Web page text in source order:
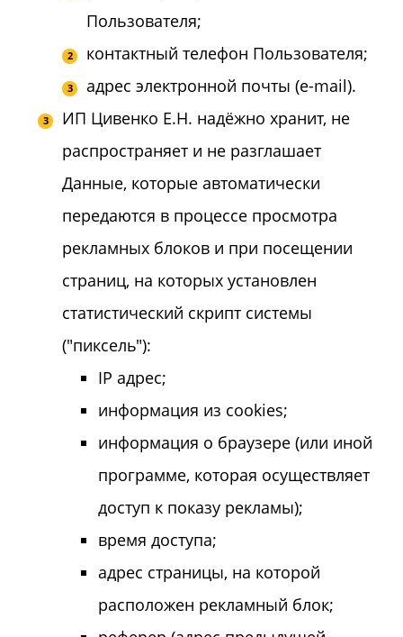
Пользователя;
контактный телефон Пользователя;
адрес электронной почты (e-mail).
ИП Цивенко Е.Н. надёжно хранит, не
распространяет и не разглашает
Данные, которые автоматически
передаются в процессе просмотра
рекламных блоков и при посещении
страниц, на которых установлен
статистический скрипт системы
("пиксель"):
IP адрес;
информация из cookies;
информация о браузере (или иной
программе, которая осуществляет
доступ к показу рекламы);
время доступа;
адрес страницы, на которой
расположен рекламный блок;